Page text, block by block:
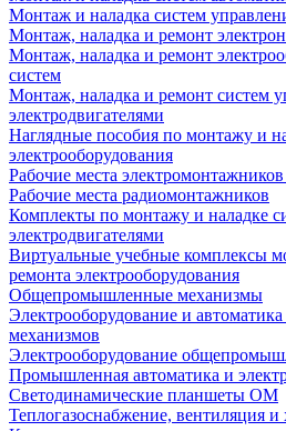
Монтаж и наладка систем
Монтаж, наладка и ремонт
Монтаж, наладка и ремонт
систем
Монтаж, наладка и ремонт систем
электродвигателями
Наглядные пособия по монтажу и
электрооборудования
Рабочие места
Рабочие места радиомонтажников
Комплекты по монтажу и наладке
электродвигателями
Виртуальные учебные комплексы
ремонта электрооборудования
Общепромышленные механизмы
Электрооборудование и
механизмов
Электрооборудование
Промышленная автоматика и
Светодинамические планшеты ОМ
Теплогазоснабжение, вентиляция и